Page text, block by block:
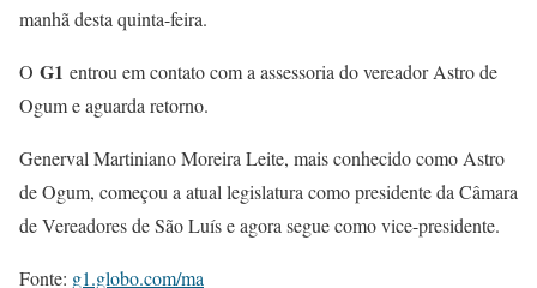
manhã desta quinta-feira.
O G1 entrou em contato com a assessoria do vereador Astro de
Ogum e aguarda retorno.
Generval Martiniano Moreira Leite, mais conhecido como Astro
de Ogum, começou a atual legislatura como presidente da Câmara
de Vereadores de São Luís e agora segue como vice-presidente.
Fonte: g1.globo.com/ma